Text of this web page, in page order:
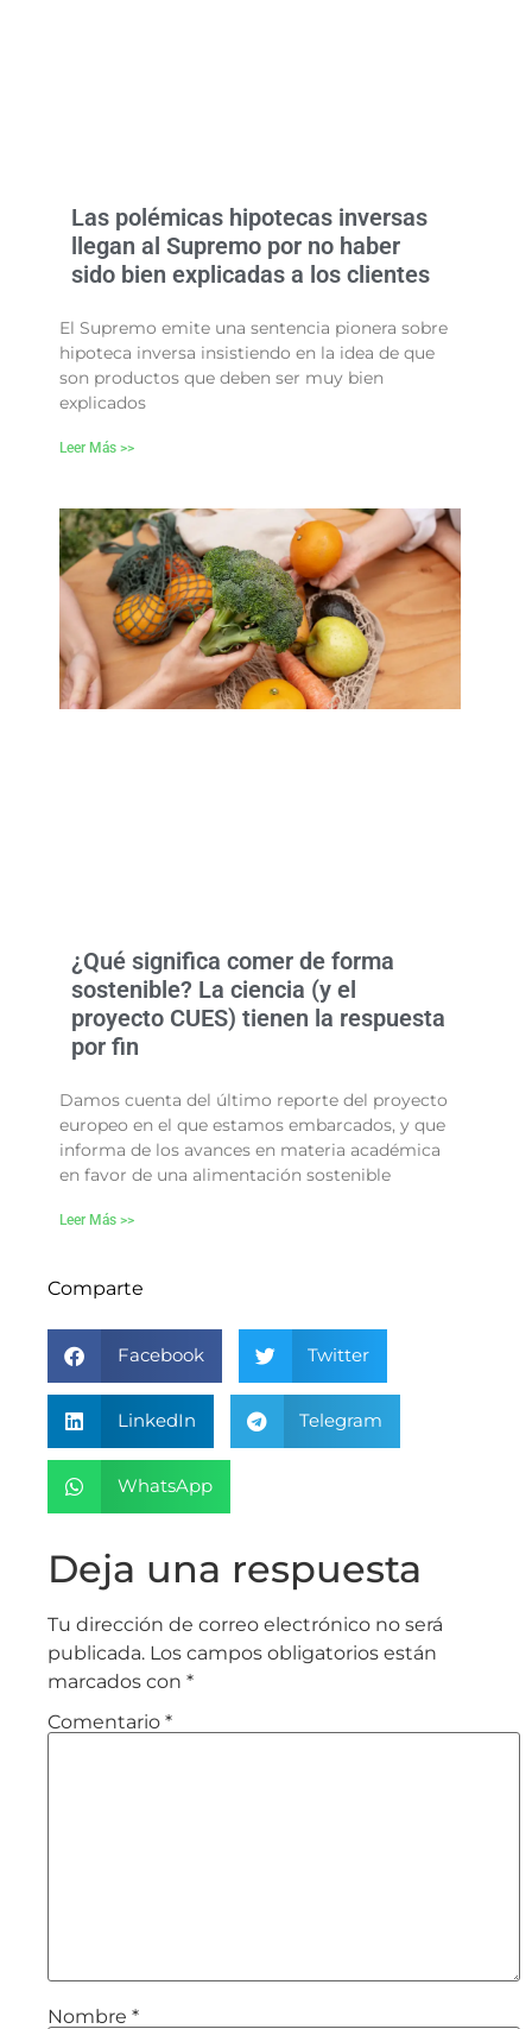
Las polémicas hipotecas inversas
llegan al Supremo por no haber
sido bien explicadas a los clientes
El Supremo emite una sentencia pionera sobre
hipoteca inversa insistiendo en la idea de que
son productos que deben ser muy bien
explicados
Leer Más >>
¿Qué significa comer de forma
sostenible? La ciencia (y el
proyecto CUES) tienen la respuesta
por fin
Damos cuenta del último reporte del proyecto
europeo en el que estamos embarcados, y que
informa de los avances en materia académica
en favor de una alimentación sostenible
Leer Más >>
Comparte
Facebook Twitter
LinkedIn Telegram
WhatsApp
Deja una respuesta
Tu dirección de correo electrónico no será
publicada. Los campos obligatorios están
marcados con *
Comentario *
Nombre *